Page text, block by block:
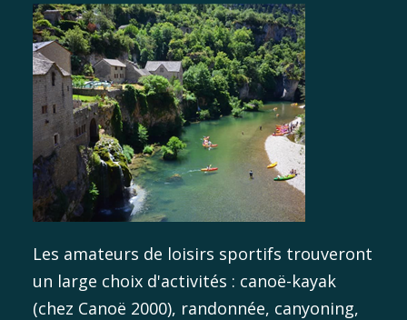
Les amateurs de loisirs sportifs trouveront
un large choix d'activités : canoë-kayak
(chez Canoë 2000), randonnée, canyoning,